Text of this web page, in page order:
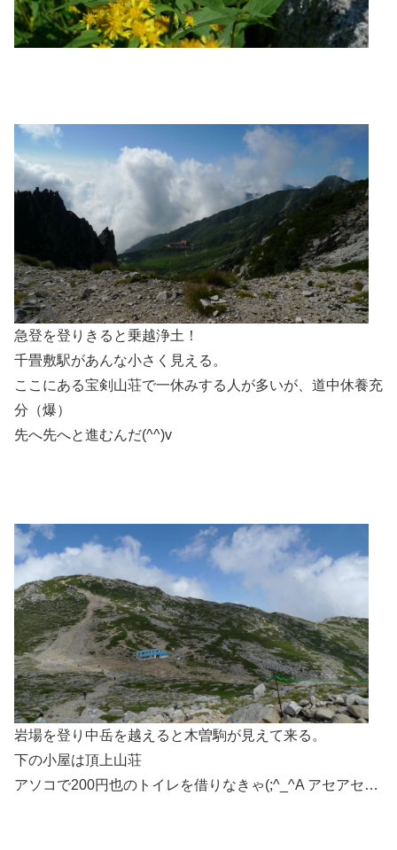
急登を登りきると乗越浄土！
千畳敷駅があんな小さく見える。
ここにある宝剣山荘で一休みする人が多いが、道中休養充
分（爆）
先へ先へと進むんだ(^^)v
岩場を登り中岳を越えると木曽駒が見えて来る。
下の小屋は頂上山荘
アソコで200円也のトイレを借りなきゃ(;^_^A アセアセ…